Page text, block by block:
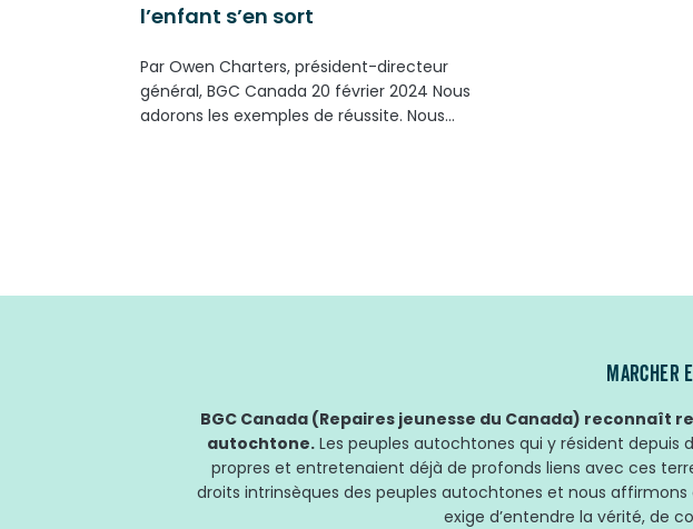
l’enfant s’en sort
Par Owen Charters, président-directeur
général, BGC Canada 20 février 2024 Nous
adorons les exemples de réussite. Nous
MARCHER
BGC Canada (Repaires jeunesse du Canada)
autochtone. Les peuples autochtones qui y résident depuis
propres et entretenaient déjà de profonds liens avec ces
droits intrinsèques des peuples autochtones et nous
exige d’entendre la vérité, de